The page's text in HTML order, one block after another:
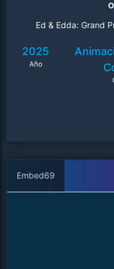
Ed & Edda: Grand
2025
Año
Embed69